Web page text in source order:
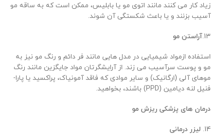
زیاد کار می کنند مانند اتوی مو یا بابلیس، ممکن است که به ساقه مو
آسیب بزنند و یا باعث شکستگی آن شوند.
13. آراستن مو
استفاده ازمواد شیمیایی در مدل هایی مانند فر دائم و رنگ مو نیز به
مو و پوست سرآسیب می زند. از آرایشگرتان مواد جایگزین مانند رنگ
موهای آلی (ارگانیک) و سایر موادی که فاقد آمونیاک، پراکسید یا پارا-
فنیل لنه دیامین (PPD) باشند، بخواهید.
درمان های پزشکی ریزش مو
14. لیزر درمانی